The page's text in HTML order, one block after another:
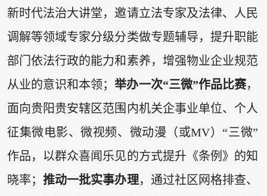
新时代法治大讲堂，邀请立法专家及法律、人民
调解等领域专家分级分类做专题辅导，提升职能
部门依法行政的能力和素养，增强物业企业规范
从业的意识和本领；‌举办一次“三微”作品比赛，
面向贵阳贵安辖区范围内机关企事业单位、个人
征集微电影、微视频、微动漫（或MV）“三微”
作品，以群众喜闻乐见的方式提升《条例》的知
晓率；‌推动一批实事办理，通过社区网格排查、